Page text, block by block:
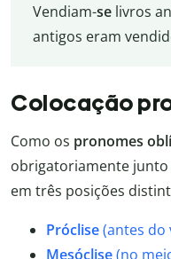
Vendiam-selivros
antigos eram
Colocação
Como os pronomes
obrigatoriamente junto
em três posições
Próclise(antes do
Mesóclise(no